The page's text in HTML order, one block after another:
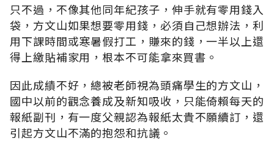
只不過，不像其他同年紀孩子，伸手就有零用錢入
袋，方文山如果想要零用錢，必須自己想辦法，利
用下課時間或寒暑假打工，賺來的錢，一半以上還
得上繳貼補家用，根本不可能拿來買書。
因此成績不好，總被老師視為頭痛學生的方文山，
國中以前的觀念養成及新知吸收，只能倚賴每天的
報紙副刊，有一度父親認為報紙太貴不願續訂，還
引起方文山不滿的抱怨和抗議。